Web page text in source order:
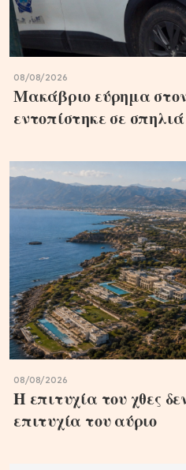
08/08/2026
Μακάβριο εύρημα
εντοπίστηκε σε σπηλιά
08/08/2026
Η επιτυχία του χθες
επιτυχία του αύριο